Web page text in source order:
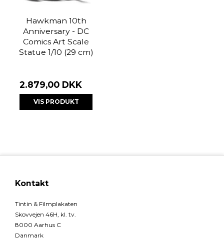
Hawkman 10th
Anniversary - DC
Comics Art Scale
Statue 1/10 (29 cm)
2.879,00 DKK
VIS PRODUKT
Kontakt
Tintin & Filmplakaten
Skovvejen 46H, kl. tv.
8000 Aarhus C
Danmark